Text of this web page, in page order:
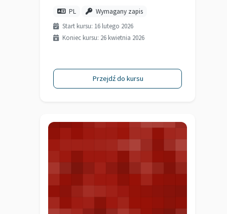
PL Wymagany zapis
Start kursu: 16 lutego 2026
Koniec kursu: 26 kwietnia 2026
Przejdź do kursu